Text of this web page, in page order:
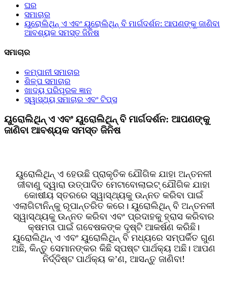
ଘର
ସମାଚାର
ୟୁରୋଲିଥିନ୍ ଏ ଏବଂ ୟୁରୋଲିଥିନ୍ ବି ମାର୍ଗଦର୍ଶନ: ଆପଣଙ୍କୁ ଜାଣିବା
ଆବଶ୍ୟକ ସମସ୍ତ ଜିନିଷ
ସମାଚାର
କମ୍ପାନୀ ସମାଚାର
ଶିଳ୍ପ ସମାଚାର
ଖାଦ୍ୟ ପରିପୂରକ ଜ୍ଞାନ
ସ୍ୱାସ୍ଥ୍ୟ ସମାଚାର ଏବଂ ଟିପ୍ସ
ୟୁରୋଲିଥିନ୍ ଏ ଏବଂ ୟୁରୋଲିଥିନ୍ ବି ମାର୍ଗଦର୍ଶନ: ଆପଣଙ୍କୁ
ଜାଣିବା ଆବଶ୍ୟକ ସମସ୍ତ ଜିନିଷ
ୟୁରୋଲିଥିନ୍ ଏ ହେଉଛି ପ୍ରାକୃତିକ ଯୌଗିକ ଯାହା ଅନ୍ତନଳୀ
ଜୀବାଣୁ ଦ୍ୱାରା ଉତ୍ପାଦିତ ମେଟାବୋଲାଇଟ୍ ଯୌଗିକ ଯାହା
କୋଷୀୟ ସ୍ତରରେ ସ୍ୱାସ୍ଥ୍ୟକୁ ଉନ୍ନତ କରିବା ପାଇଁ
ଏଲାଗିଟାନିନ୍‌କୁ ରୂପାନ୍ତରିତ କରେ। ୟୁରୋଲିଥିନ୍ ବି ଅନ୍ତନଳୀ
ସ୍ୱାସ୍ଥ୍ୟକୁ ଉନ୍ନତ କରିବା ଏବଂ ପ୍ରଦାହକୁ ହ୍ରାସ କରିବାର
କ୍ଷମତା ପାଇଁ ଗବେଷକଙ୍କ ଦୃଷ୍ଟି ଆକର୍ଷଣ କରିଛି।
ୟୁରୋଲିଥିନ୍ ଏ ଏବଂ ୟୁରୋଲିଥିନ୍ ବି ମଧ୍ୟରେ ସମ୍ପର୍କିତ ଗୁଣ
ଅଛି, କିନ୍ତୁ ସେମାନଙ୍କର କିଛି ସ୍ପଷ୍ଟ ପାର୍ଥକ୍ୟ ଅଛି। ଆପଣ
ନିର୍ଦ୍ଦିଷ୍ଟ ପାର୍ଥକ୍ୟ କ’ଣ, ଆସନ୍ତୁ ଜାଣିବା!